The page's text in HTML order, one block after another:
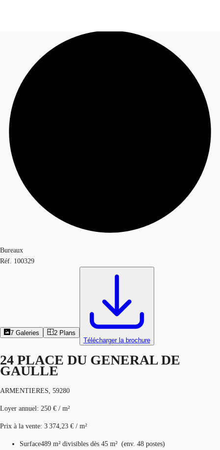
Blog
Données marchés
Appelez maintenant
Bureaux
Réf. 100329
7 Galeries 2 Plans
Télécharger la brochure
24 PLACE DU GENERAL DE
GAULLE
ARMENTIERES, 59280
Loyer annuel: 250 € / m²
Prix à la vente: 3 374,23 € / m²
Surface489 m² divisibles dès 45 m² (env. 48 postes)